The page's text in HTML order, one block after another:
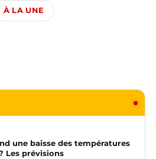
À LA UNE
une baisse des températures
Les prévisions